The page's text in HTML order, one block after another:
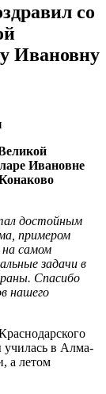
со
Ивановну
Ивановне
достойным
примером
самом
задачи в
Спасибо
нашего
в Алма-
а летом